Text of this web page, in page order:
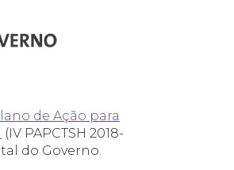
de Ação para
(IV PAPCTSH 2018-
do Governo.